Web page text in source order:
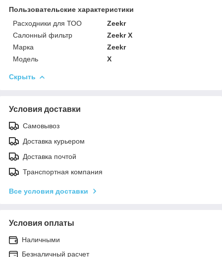
Пользовательские характеристики
Расходники для ТОО
Zeekr
Салонный фильтр
Zeekr X
Марка
Zeekr
Модель
X
Скрыть
Условия доставки
Самовывоз
Доставка курьером
Доставка почтой
Транспортная компания
Все условия доставки
Условия оплаты
Наличными
Безналичный расчет